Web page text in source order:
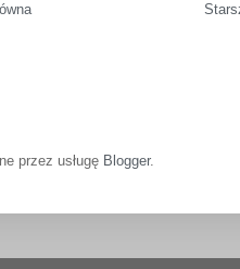
przez usługę Blogger.